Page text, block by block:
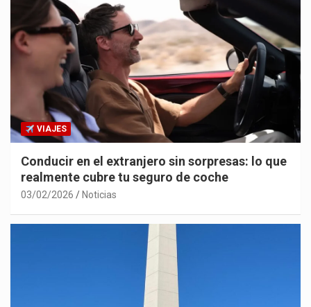
VIAJES
Conducir en el extranjero sin sorpresas: lo que
realmente cubre tu seguro de coche
03/02/2026 Noticias